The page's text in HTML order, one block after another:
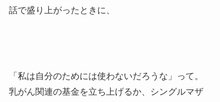
話で盛り上がったときに、
「私は自分のためには使わないだろうな」って。
乳がん関連の基金を立ち上げるか、シングルマザ